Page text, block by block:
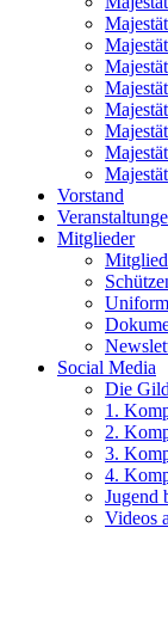
Vorstand
Mitglieder
Social Media
Die
1.
2.
3.
4.
Jugend
Videos